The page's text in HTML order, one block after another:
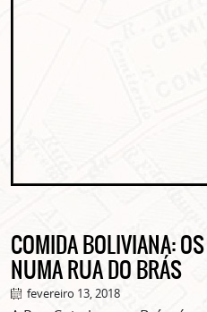
COMIDA BOLIVIANA:
NUMA RUA DO BRÁS
fevereiro 13, 2018